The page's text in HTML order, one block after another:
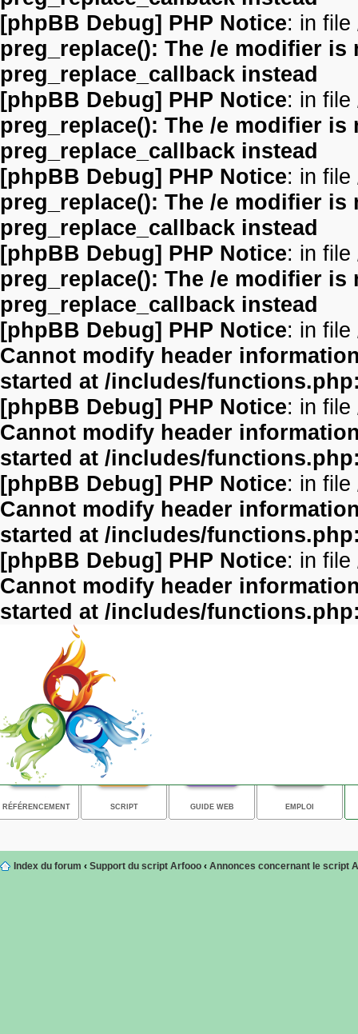
[phpBB Debug] PHP Notice: in file
preg_replace(): The /e modifier
preg_replace_callback instead
[phpBB Debug] PHP Notice: in file
preg_replace(): The /e modifier
preg_replace_callback instead
[phpBB Debug] PHP Notice: in file
preg_replace(): The /e modifier
preg_replace_callback instead
[phpBB Debug] PHP Notice: in file
preg_replace(): The /e modifier
preg_replace_callback instead
[phpBB Debug] PHP Notice: in file
Cannot modify header
started at /includes/
[phpBB Debug] PHP Notice: in file
Cannot modify header
started at /includes/
[phpBB Debug] PHP Notice: in file
Cannot modify header
started at /includes/
[phpBB Debug] PHP Notice: in file
Cannot modify header
started at /includes/
RÉFÉRENCEMENT SCRIPT GUIDE WEB EMPLOI
Index du forum ‹ Support du script Arfooo ‹ Annonces concernant le script